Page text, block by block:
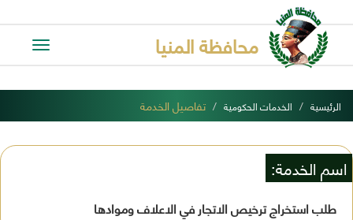
Toggle
محافظة المنيا
الرئيسية الخدمات الحكومية تفاصيل الخدمة
اسم الخدمة:
طلب استخراج ترخيص الاتجار في الاعلاف وموادها